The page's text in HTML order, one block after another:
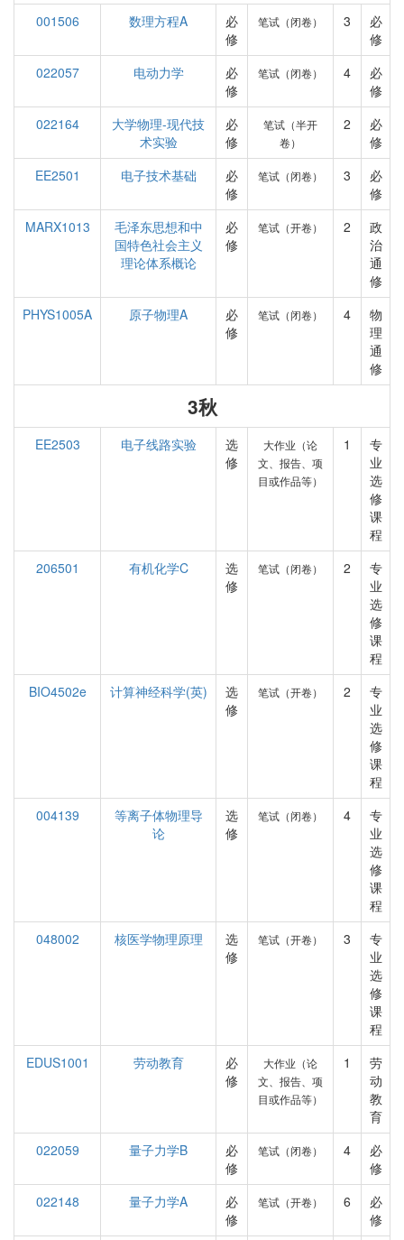
001506 数理方程A
必
修
笔试（闭卷） 3
必
修
022057
电动力学
必
修
笔试（闭卷） 4
必
修
022164
大学物理-现代技
术实验
必
修
笔试（半开
卷）
2
必
修
EE2501
电子技术基础
必
修
笔试（闭卷） 3
必
修
MARX1013
毛泽东思想和中
国特色社会主义
理论体系概论
必
修
笔试（开卷） 2
政
治
通
修
PHYS1005A
原子物理A
必
修
笔试（闭卷） 4
物
理
通
修
3秋
EE2503 电子线路实验
选
修
大作业（论
文、报告、项
目或作品等）
1
专
业
选
修
课
程
206501
有机化学C
选
修
笔试（闭卷） 2
专
业
选
修
课
程
BIO4502e
计算神经科学(英)
选
修
笔试（开卷） 2
专
业
选
修
课
程
004139
等离子体物理导
论
选
修
笔试（闭卷） 4
专
业
选
修
课
程
048002
核医学物理原理
选
修
笔试（开卷） 3
专
业
选
修
课
程
EDUS1001
劳动教育
必
修
大作业（论
文、报告、项
目或作品等）
1
劳
动
教
育
022059
量子力学B
必
修
笔试（闭卷） 4
必
修
022148
量子力学A
必
修
笔试（开卷） 6
必
修